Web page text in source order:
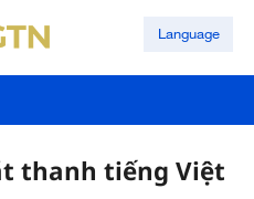
Language
thanh tiếng Việt